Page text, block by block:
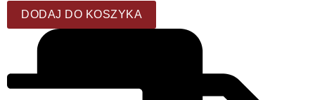
DODAJ DO KOSZYKA